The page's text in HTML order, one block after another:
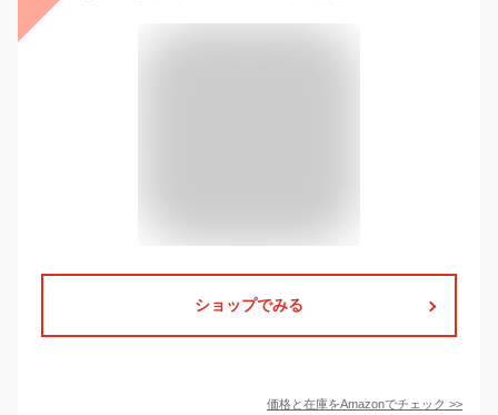
ショップでみる
価格と在庫をAmazonでチェック >>